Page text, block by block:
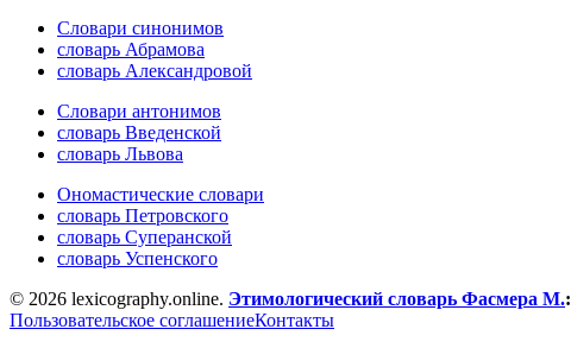
Словари синонимов
словарь Абрамова
словарь Александровой
Словари антонимов
словарь Введенской
словарь Львова
Ономастические словари
словарь Петровского
словарь Суперанской
словарь Успенского
© 2026 lexicography.online. Этимологический словарь Фасмера М.:
Пользовательское соглашениеКонтакты